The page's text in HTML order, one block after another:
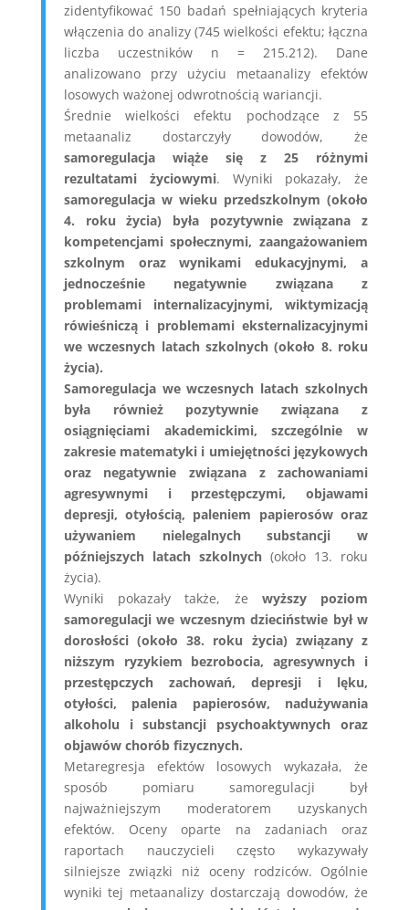
zidentyfikować 150 badań spełniających kryteria
włączenia do analizy (745 wielkości efektu; łączna
liczba uczestników n = 215.212). Dane
analizowano przy użyciu metaanalizy efektów
losowych ważonej odwrotnością wariancji.
Średnie wielkości efektu pochodzące z 55
metaanaliz dostarczyły dowodów, że
samoregulacja wiąże się z 25 różnymi
rezultatami życiowymi. Wyniki pokazały, że
samoregulacja w wieku przedszkolnym (około
4. roku życia) była pozytywnie związana z
kompetencjami społecznymi, zaangażowaniem
szkolnym oraz wynikami edukacyjnymi, a
jednocześnie negatywnie związana z
problemami internalizacyjnymi, wiktymizacją
rówieśniczą i problemami eksternalizacyjnymi
we wczesnych latach szkolnych (około 8. roku
życia).
Samoregulacja we wczesnych latach szkolnych
była również pozytywnie związana z
osiągnięciami akademickimi, szczególnie w
zakresie matematyki i umiejętności językowych
oraz negatywnie związana z zachowaniami
agresywnymi i przestępczymi, objawami
depresji, otyłością, paleniem papierosów oraz
używaniem nielegalnych substancji w
późniejszych latach szkolnych(około 13. roku
życia).
Wyniki pokazały także, że wyższy poziom
samoregulacji we wczesnym dzieciństwie był w
dorosłości (około 38. roku życia) związany z
niższym ryzykiem bezrobocia, agresywnych i
przestępczych zachowań, depresji i lęku,
otyłości, palenia papierosów, nadużywania
alkoholu i substancji psychoaktywnych oraz
objawów chorób fizycznych.
Metaregresja efektów losowych wykazała, że
sposób pomiaru samoregulacji był
najważniejszym moderatorem uzyskanych
efektów. Oceny oparte na zadaniach oraz
raportach nauczycieli często wykazywały
silniejsze związki niż oceny rodziców. Ogólnie
wyniki tej metaanalizy dostarczają dowodów, że